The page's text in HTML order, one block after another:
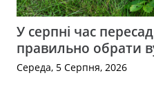
У серпні час
правильно обрати
Середа, 5 Серпня, 2026